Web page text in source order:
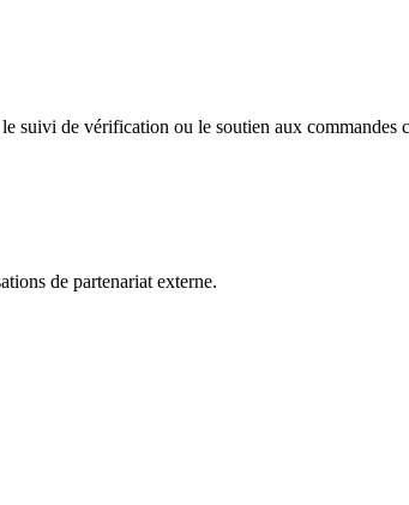
suivi de vérification ou le soutien aux commandes
de partenariat externe.